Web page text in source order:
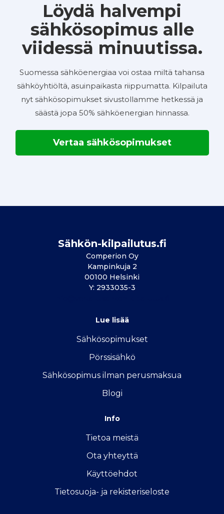
Löydä halvempi
sähkösopimus alle
viidessä minuutissa.
Suomessa sähköenergiaa voi ostaa miltä tahansa
sähköyhtiöltä, asuinpaikasta riippumatta. Kilpailuta
nyt sähkösopimukset sivustollamme hetkessä ja
säästä jopa 50% sähköenergian hinnassa.
Vertaa sähkösopimukset
Sähkön-kilpailutus.fi
Comperion Oy
Kampinkuja 2
00100 Helsinki
Y: 2933035-3
Lue lisää
Sähkösopimukset
Pörssisähkö
Sähkösopimus ilman perusmaksua
Blogi
Info
Tietoa meistä
Ota yhteyttä
Käyttöehdot
Tietosuoja- ja rekisteriseloste